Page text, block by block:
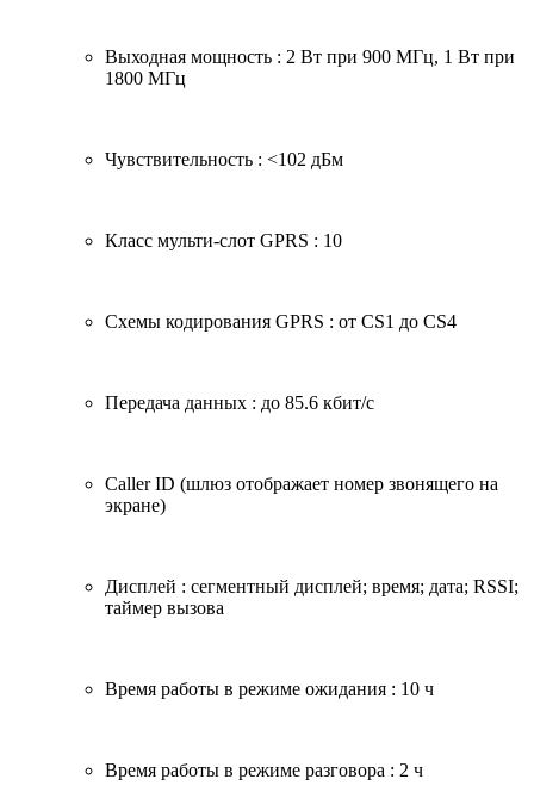
Выходная мощность : 2 Вт при 900 МГц, 1 Вт при
1800 МГц
Чувствительность : <­102 дБм
Класс мульти-слот GPRS : 10
Схемы кодирования GPRS : от CS1 до CS4
Передача данных : до 85.6 кбит/с
Caller ID (шлюз отображает номер звонящего на
экране)
Дисплей : сегментный дисплей; время; дата; RSSI;
таймер вызова
Время работы в режиме ожидания : 10 ч
Время работы в режиме разговора : 2 ч